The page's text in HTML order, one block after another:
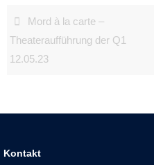
Mord à la carte –
Theateraufführung der Q1
12.05.23
Kontakt